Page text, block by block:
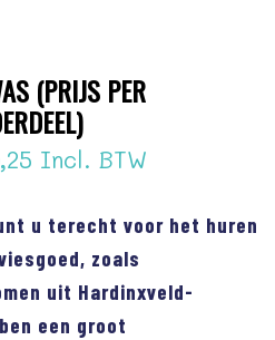
u terecht voor het huren
zoals
uit Hardinxveld-
een groot
(PRIJS PER
Incl. BTW